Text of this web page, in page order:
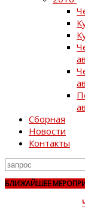
Сборная
Новости
Контакты
Поиск
для
БЛИЖАЙШЕЕ